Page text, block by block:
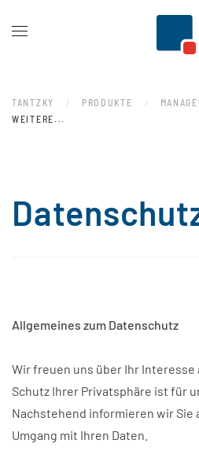
TANTZKY PRODUKTE
WEITERE...
Allgemeines zum Datenschutz
Wir freuen uns über Ihr Interesse
Schutz Ihrer Privatsphäre ist für
Nachstehend informieren wir Sie
Umgang mit Ihren Daten.